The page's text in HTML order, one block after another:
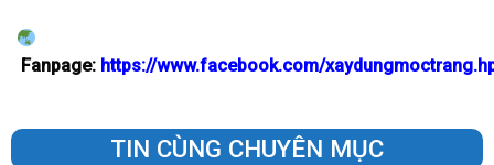
Fanpage: https://www.facebook.com/
TIN CÙNG CHUYÊN MỤC